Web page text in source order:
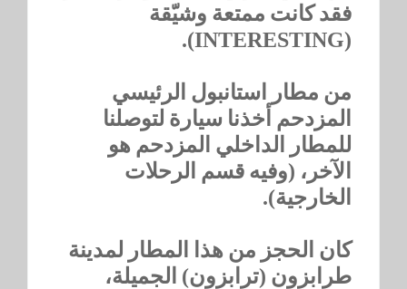
فقد كانت ممتعة وشيّقة
(INTERESTING).
من مطار استانبول الرئيسي
المزدحم أخذنا سيارة لتوصلنا
للمطار الداخلي المزدحم هو
الآخر، (وفيه قسم الرحلات
الخارجية).
كان الحجز من هذا المطار لمدينة
طرابزون (ترابزون) الجميلة،